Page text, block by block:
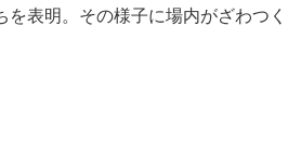
表明。その様子に場内がざわつく